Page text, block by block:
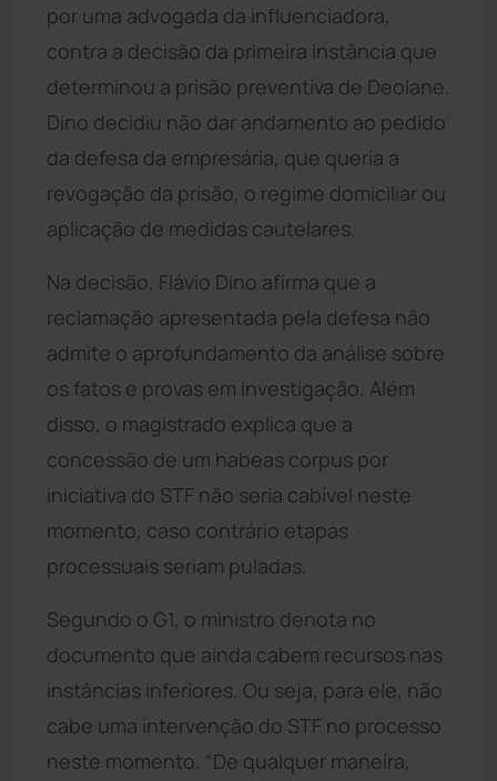
por uma advogada da influenciadora,
contra a decisão da primeira instância que
determinou a prisão preventiva de Deolane.
Dino decidiu não dar andamento ao pedido
da defesa da empresária, que queria a
revogação da prisão, o regime domiciliar ou
aplicação de medidas cautelares.
Na decisão, Flávio Dino afirma que a
reclamação apresentada pela defesa não
admite o aprofundamento da análise sobre
os fatos e provas em investigação. Além
disso, o magistrado explica que a
concessão de um habeas corpus por
iniciativa do STF não seria cabível neste
momento, caso contrário etapas
processuais seriam puladas.
Segundo o G1, o ministro denota no
documento que ainda cabem recursos nas
instâncias inferiores. Ou seja, para ele, não
cabe uma intervenção do STF no processo
neste momento. “De qualquer maneira,